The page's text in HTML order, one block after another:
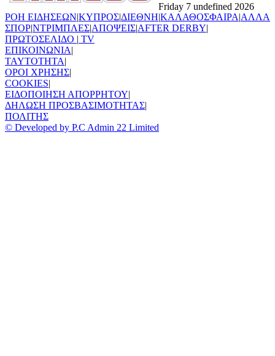
Friday 7 undefined 2026
ΡΟΗ ΕΙΔΗΣΕΩΝ|ΚΥΠΡΟΣ|ΔΙΕΘΝΗ|ΚΑΛΑΘΟΣΦΑΙΡΑ|ΑΛΛΑ
ΣΠΟΡ|ΝΤΡΙΜΠΛΕΣ|ΑΠΟΨΕΙΣ|AFTER DERBY|
ΠΡΩΤΟΣΕΛΙΔΟ | TV
ΕΠΙΚΟΙΝΩΝΙΑ|
TAYTOTHTA|
ΟΡΟΙ ΧΡΗΣΗΣ|
COOKIES|
ΕΙΔΟΠΟΙΗΣΗ ΑΠΟΡΡΗΤΟΥ|
ΔΗΛΩΣΗ ΠΡΟΣΒΑΣΙΜΟΤΗΤΑΣ|
ΠΟΛΙΤΗΣ
© Developed by P.C Admin 22 Limited